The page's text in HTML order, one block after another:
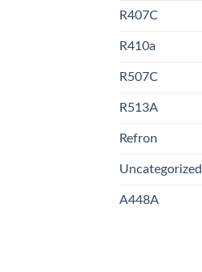
R407C
R410a
R507C
R513A
Refron
Uncategorized
A448A